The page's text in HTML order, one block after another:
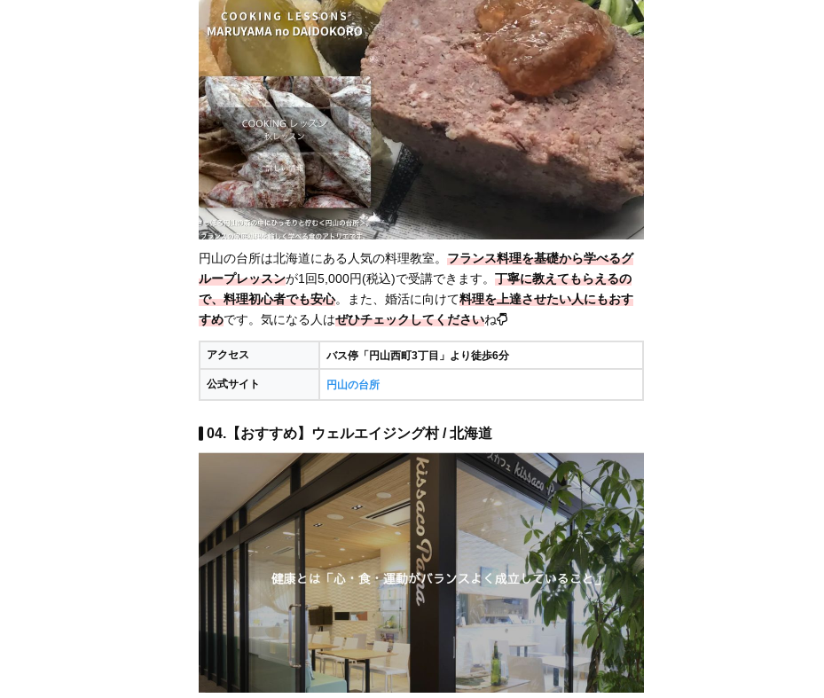
円山の台所は北海道にある人気の料理教室。 フランス料理を基礎から学べるグ
ループレッスンが1回5,000円(税込)で受講できます。 丁寧に教えてもらえるの
で、料理初心者でも安心。また、婚活に向けて料理を上達させたい人にもおす
すめです。気になる人はぜひチェックしてくださいね
アクセス バス停「円山西町3丁目」より徒歩6分
公式サイト 円山の台所
04.【おすすめ】ウェルエイジング村 / 北海道